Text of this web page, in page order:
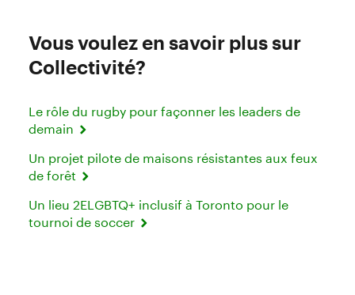
Vous voulez en savoir plus sur
Collectivité?
Le rôle du rugby pour façonner les leaders de
demain
Un projet pilote de maisons résistantes aux feux
de forêt
Un lieu 2ELGBTQ+ inclusif à Toronto pour le
tournoi de soccer